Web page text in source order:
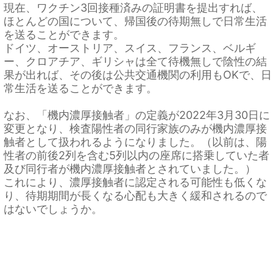
現在、ワクチン3回接種済みの証明書を提出すれば、
ほとんどの国について、帰国後の待期無しで日常生活
を送ることができます。
ドイツ、オーストリア、スイス、フランス、ベルギ
ー、クロアチア、ギリシャは全て待機無しで陰性の結
果が出れば、その後は公共交通機関の利用もOKで、日
常生活を送ることができます。
なお、「機内濃厚接触者」の定義が2022年3月30日に
変更となり、検査陽性者の同行家族のみが機内濃厚接
触者として扱われるようになりました。（以前は、陽
性者の前後2列を含む5列以内の座席に搭乗していた者
及び同行者が機内濃厚接触者とされていました。）
これにより、濃厚接触者に認定される可能性も低くな
り、待期期間が長くなる心配も大きく緩和されるので
はないでしょうか。